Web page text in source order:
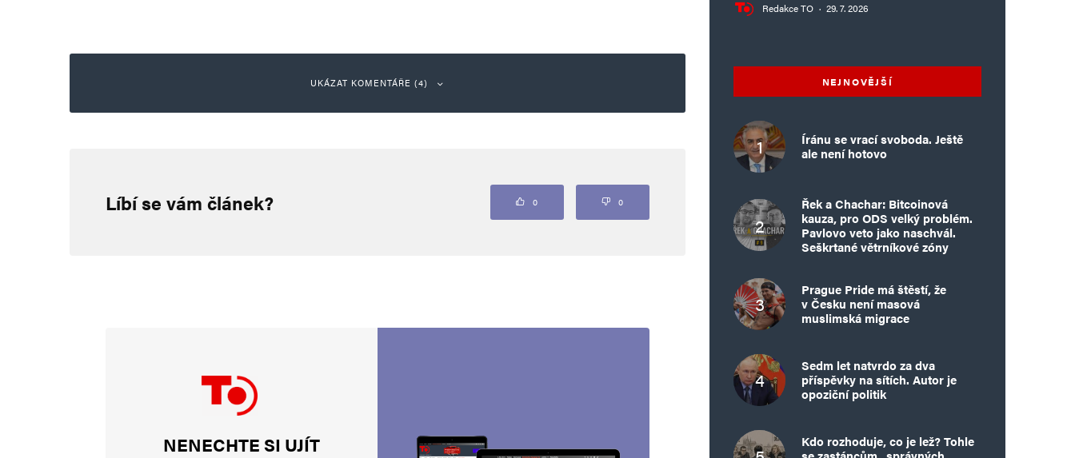
UKÁZAT KOMENTÁŘE (4)
Už naši dědové věděli, že dluhy jedí ze společného stolu. Dnes se ale naopak
19. 4. 2024 (18:49)
Technická otázka:
Jestliže každý dluží už 300 tisíc, nešlo by že bychom jeden po druhém, prostě
Líbí se vám článek? 0 0
NENECHTE SI UJÍT
Redakce TO · 29. 7. 2026
NEJNOVĚJŠÍ
Íránu se vrací svoboda. Ještě
ale není hotovo
Řek a Chachar: Bitcoinová
kauza, pro ODS velký problém.
Pavlovo veto jako naschvál.
Seškrtané větrníkové zóny
Prague Pride má štěstí, že
v Česku není masová
muslimská migrace
Sedm let natvrdo za dva
příspěvky na sítích. Autor je
opoziční politik
Kdo rozhoduje, co je lež? Tohle